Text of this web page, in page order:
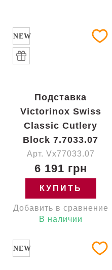
NEW
Подставка
Victorinox Swiss
Classic Cutlery
Block 7.7033.07
Арт. Vx77033.07
6 191 грн
КУПИТЬ
Добавить в сравнение
В наличии
NEW